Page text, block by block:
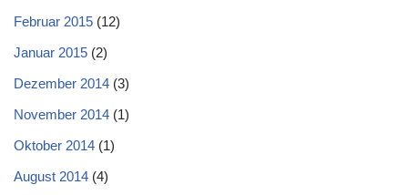
Februar 2015 (12)
Januar 2015 (2)
Dezember 2014 (3)
November 2014 (1)
Oktober 2014 (1)
August 2014 (4)